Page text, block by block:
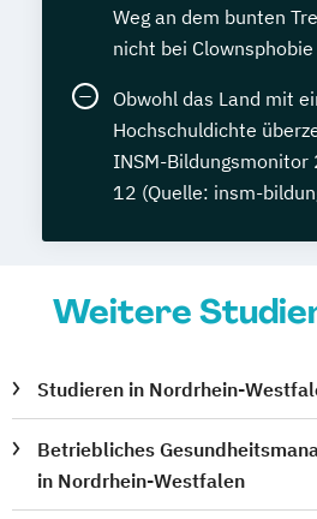
Weg an dem bunten
nicht bei Clownsphobie
Obwohl das Land mit
Hochschuldichte
INSM-
12 (Quelle: insm-
Weitere
Studieren in Nordrhein-
Betriebliches
in Nordrhein-Westfalen